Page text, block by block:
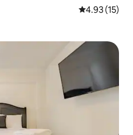
平均评分
4.93 (15)